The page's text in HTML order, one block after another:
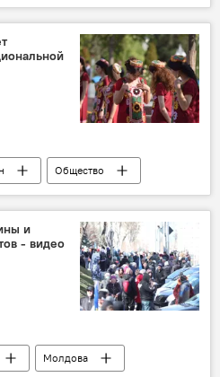
Общество
и
- видео
Молдова